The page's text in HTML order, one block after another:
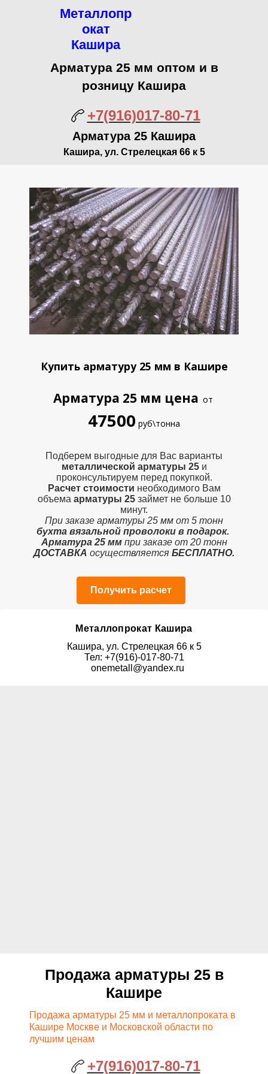
Металлопр
окат
Кашира
Арматура 25 мм оптом и в
розницу Кашира
+7(916)017-80-71
Арматура 25 Кашира
Кашира, ул. Стрелецкая 66 к 5
Купить арматуру 25 мм в Кашире
Арматура 25 мм цена от
47500 руб\тонна
Подберем выгодные для Вас варианты
металлической арматуры 25и
проконсультируем перед покупкой.
Расчет стоимости необходимого Вам
объема арматуры 25займет не больше 10
минут.
При заказе арматуры 25 мм от 5 тонн
бухта вязальной проволоки в подарок.
Арматура 25 ммпри заказе от 20 тонн
ДОСТАВКА осуществляется БЕСПЛАТНО.
Получить расчет
Металлопрокат Кашира
Кашира, ул. Стрелецкая 66 к 5
Тел: +7(916)-017-80-71
onemetall@yandex.ru
Продажа арматуры 25 в
Кашире
Продажа арматуры 25 мм и металлопроката в
Кашире Москве и Московской области по
лучшим ценам
+7(916)017-80-71